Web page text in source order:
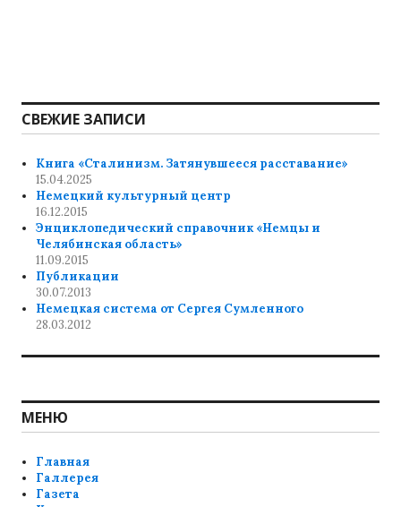
СВЕЖИЕ ЗАПИСИ
Книга «Сталинизм. Затянувшееся расставание»
15.04.2025
Немецкий культурный центр
16.12.2015
Энциклопедический справочник «Немцы и
Челябинская область»
11.09.2015
Публикации
30.07.2013
Немецкая система от Сергея Сумленного
28.03.2012
МЕНЮ
Главная
Галлерея
Газета